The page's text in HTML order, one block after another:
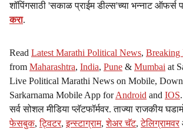
शॉपिंगसाठी 'सकाळ प्राईम डील्स'च्या भन्नाट ऑफर्स
करा.
Read Latest Marathi Political News, Breaking
from Maharashtra, India, Pune & Mumbai at
Live Political Marathi News on Mobile,
Sarkarnama Mobile App forAndroid and IOS
सर्व सोशल मीडिया प्लॅटफॉर्मवर. ताज्या राजकीय
फेसबुक,ट्विटर,इन्स्टाग्राम,शेअर चॅट,टेलिग्रामवर